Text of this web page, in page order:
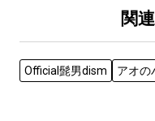
関
Official髭男dism アオの